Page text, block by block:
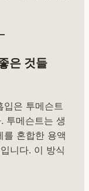
은 것들
은 투메슨트
투메슨트는 생
를 혼합한 용액
니다. 이 방식